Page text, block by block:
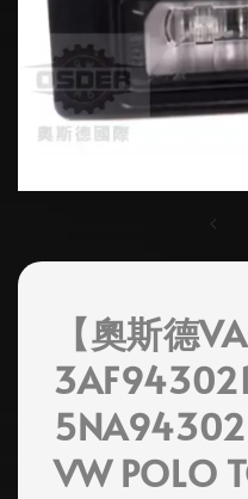
【奧斯德
VW POLO